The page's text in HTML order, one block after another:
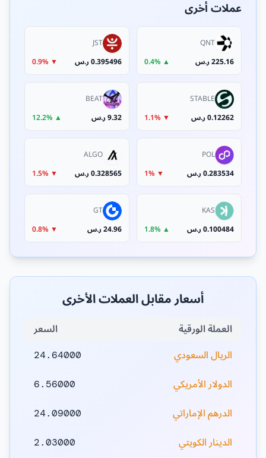
عملات أخرى
QNT
225.16 ر.س
▲ 0.4%
JST
0.395496 ر.س
▼ 0.9%
STABLE
0.12262 ر.س
▼ 1.1%
BEAT
9.32 ر.س
▲ 12.2%
POL
0.283534 ر.س
▼ 1%
ALGO
0.328565 ر.س
▼ 1.5%
KAS
0.100484 ر.س
▲ 1.8%
GT
24.96 ر.س
▼ 0.8%
أسعار مقابل العملات الأخرى
العملة الورقية
السعر
الريال السعودي
24.64000
الدولار الأمريكي 6.56000
الدرهم الإماراتي 24.09000
الدينار الكويتي 2.03000